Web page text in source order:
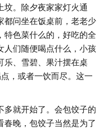
坟。除夕夜家家灯火通
都问坐在饭桌前，老老少
特色菜什么的，好吃的全
人们随便喝点什么，小孩
乐、雪碧、果汁摆在桌
，或者一饮而尽。这一
多就开始了。会包饺子的
春晚，包饺子当然是为了